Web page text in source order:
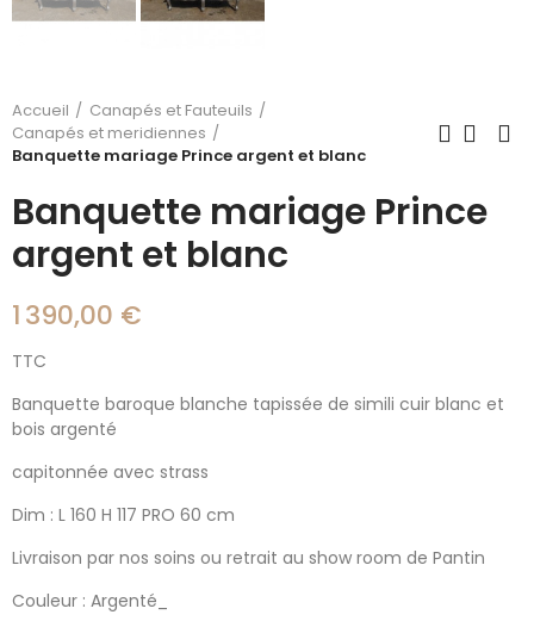
Accueil
Canapés et Fauteuils
Canapés et meridiennes
Banquette mariage Prince argent et blanc
Banquette mariage Prince
argent et blanc
1 390,00 €
TTC
Banquette baroque blanche tapissée de simili cuir blanc et
bois argenté
capitonnée avec strass
Dim : L 160 H 117 PRO 60 cm
Livraison par nos soins ou retrait au show room de Pantin
Couleur : Argenté_